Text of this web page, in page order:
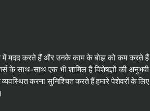
में मदद करते हैं और उनके काम के बोझ को कम करते हैं
के साथ-साथ एक भी शामिल है विशेषज्ञों की अनुभवी
करना सुनिश्चित करते हैं हमारे पेशेवरों के लिए